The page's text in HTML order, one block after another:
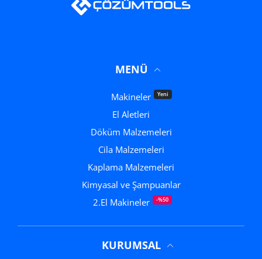
MENÜ
Makineler Yeni
El Aletleri
Döküm Malzemeleri
Cila Malzemeleri
Kaplama Malzemeleri
Kimyasal ve Şampuanlar
2.El Makineler
-%50
KURUMSAL